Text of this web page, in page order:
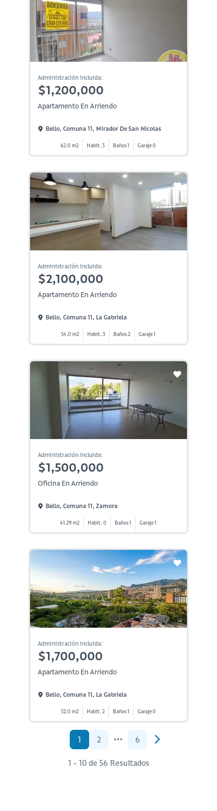
Administración incluida:
$1,200,000
Apartamento En Arriendo
Bello, Comuna 11, Mirador De San Nicolas
62.0 m2 Habit. 3 Baños 1 Garaje 0
Administración incluida:
$2,100,000
Apartamento En Arriendo
Bello, Comuna 11, La Gabriela
54.0 m2 Habit. 3 Baños 2 Garaje 1
Administración incluida:
$1,500,000
Oficina En Arriendo
Bello, Comuna 11, Zamora
41.29 m2 Habit. 0 Baños 1 Garaje 1
Administración incluida:
$1,700,000
Apartamento En Arriendo
Bello, Comuna 11, La Gabriela
52.0 m2 Habit. 2 Baños 1 Garaje 0
1 2 6
1 - 10 de 56 Resultados